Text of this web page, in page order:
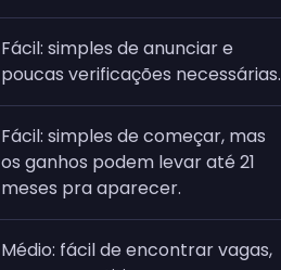
Fácil: simples de anunciar e
poucas verificações necessárias.
Fácil: simples de começar, mas
os ganhos podem levar até 21
meses pra aparecer.
Médio: fácil de encontrar vagas,